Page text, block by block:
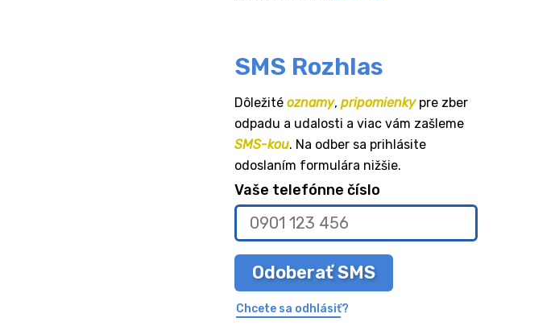
SMS Rozhlas
Dôležité oznamy, pripomienkypre zber
odpadu a udalosti a viac vám zašleme
SMS-kou. Na odber sa prihlásite
odoslaním formulára nižšie.
Vaše telefónne číslo
Odoberať SMS
Chcete sa odhlásiť?